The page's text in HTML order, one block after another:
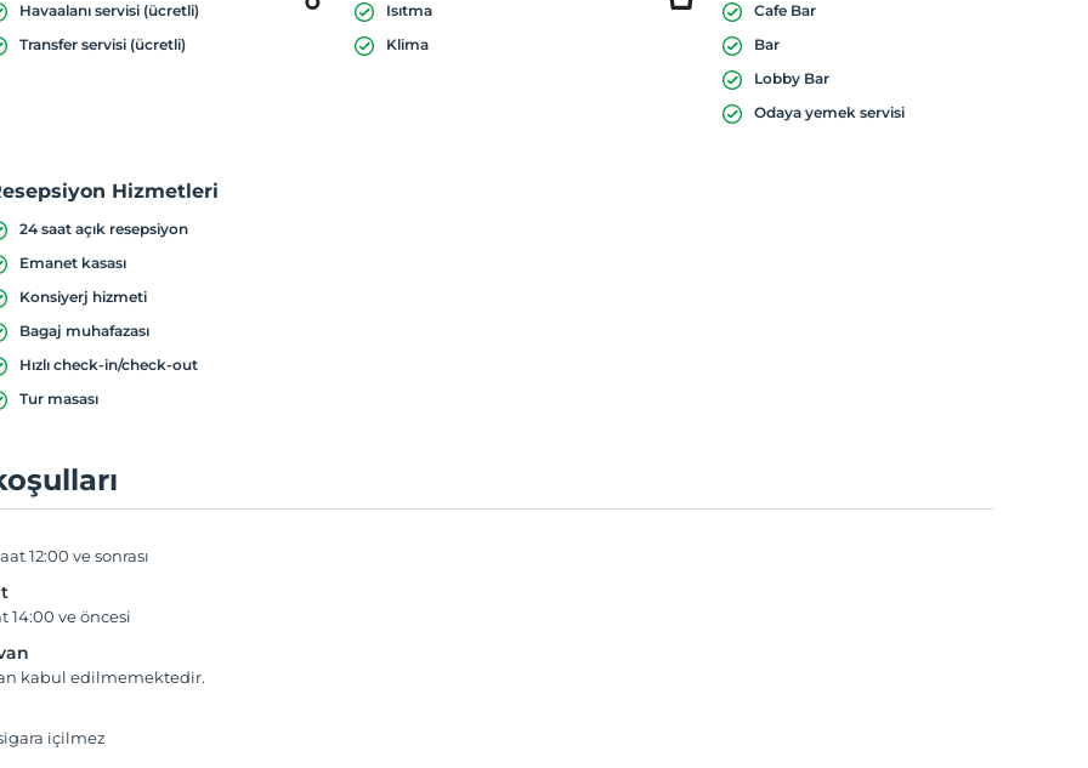
Havaalanı servisi (ücretli)
Transfer servisi (ücretli)
Isıtma
Klima
Cafe Bar
Bar
Lobby Bar
Odaya yemek servisi
Hizmetleri
24 saat açık resepsiyon
Emanet kasası
Konsiyerj hizmeti
Bagaj muhafazası
Hızlı check-in/check-out
Tur masası
12:00 ve sonrası
14:00 ve öncesi
kabul edilmemektedir.
içilmez